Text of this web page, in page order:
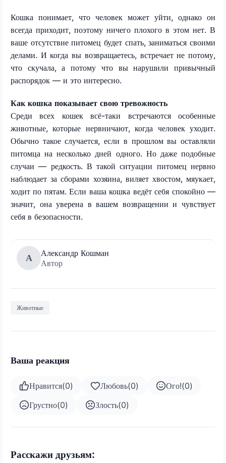
Кошка понимает, что человек может уйти, однако он
всегда приходит, поэтому ничего плохого в этом нет. В
ваше отсутствие питомец будет спать, заниматься своими
делами. И когда вы возвращаетесь, встречает не потому,
что скучала, а потому что вы нарушили привычный
распорядок — и это интересно.
Как кошка показывает свою тревожность
Среди всех кошек всё-таки встречаются особенные
животные, которые нервничают, когда человек уходит.
Обычно такое случается, если в прошлом вы оставляли
питомца на несколько дней одного. Но даже подобные
случаи — редкость. В такой ситуации питомец нервно
наблюдает за сборами хозяина, виляет хвостом, мяукает,
ходит по пятам. Если ваша кошка ведёт себя спокойно —
значит, она уверена в вашем возвращении и чувствует
себя в безопасности.
А
Александр Кошман
Автор
Животные
Ваша реакция
Нравится(0) Любовь(0) Ого!(0)
Грустно(0) Злость(0)
Расскажи друзьям: